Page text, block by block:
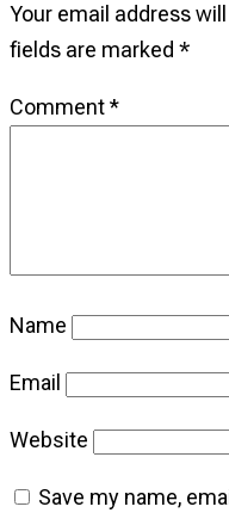
Your email address
fields are marked *
Comment*
Name
Email
Website
Save my name,